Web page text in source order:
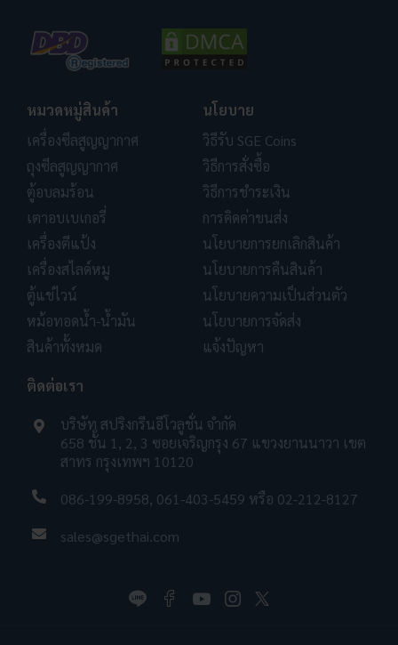
หมวดหมู่สินค้า
เครื่องซีลสูญญากาศ
ถุงซีลสูญญากาศ
ตู้อบลมร้อน
เตาอบเบเกอรี่
เครื่องตีแป้ง
เครื่องสไลด์หมู
ตู้แช่ไวน์
หม้อทอดน้ำ-น้ำมัน
สินค้าทั้งหมด
นโยบาย
วิธีรับ SGE Coins
วิธีการสั่งซื้อ
วิธีการชำระเงิน
การคิดค่าขนส่ง
นโยบายการยกเลิกสินค้า
นโยบายการคืนสินค้า
นโยบายความเป็นส่วนตัว
นโยบายการจัดส่ง
แจ้งปัญหา
ติดต่อเรา
บริษัท สปริงกรีนอีโวลูชั่น จำกัด
658 ชั้น 1, 2, 3 ซอยเจริญกรุง 67 แขวงยานนาวา เขต
สาทร กรุงเทพฯ 10120
086-199-8958, 061-403-5459 หรือ 02-212-8127
sales@sgethai.com